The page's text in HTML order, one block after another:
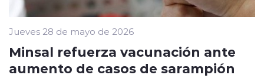
Jueves 28 de mayo de 2026
Minsal refuerza vacunación ante
aumento de casos de sarampión